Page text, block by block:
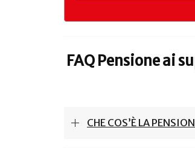
FAQ Pensione ai
CHE COS’È LA